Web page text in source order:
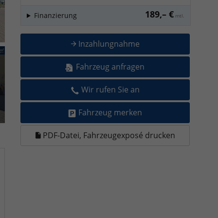
189,– € mtl.
Finanzierung
Inzahlungnahme
Fahrzeug anfragen
Wir rufen Sie an
Fahrzeug merken
PDF-Datei, Fahrzeugexposé drucken